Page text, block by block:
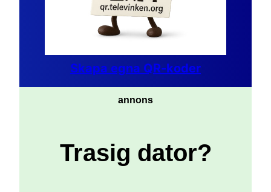
Skapa egna QR-koder
annons
Trasig dator?